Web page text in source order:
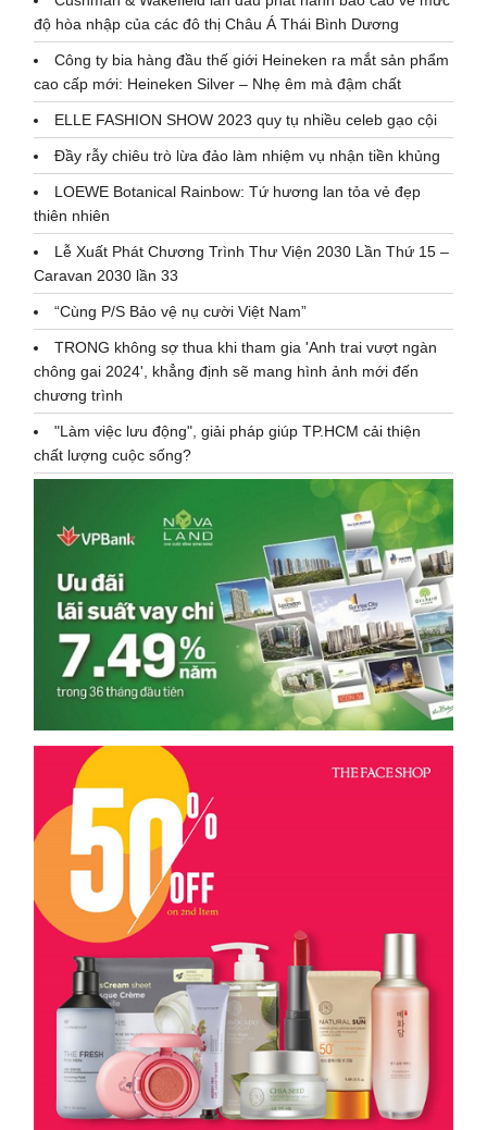
độ hòa nhập của các đô thị Châu Á Thái Bình Dương
Công ty bia hàng đầu thế giới Heineken ra mắt sản phẩm
cao cấp mới: Heineken Silver – Nhẹ êm mà đậm chất
ELLE FASHION SHOW 2023 quy tụ nhiều celeb gạo cội
Đầy rẫy chiêu trò lừa đảo làm nhiệm vụ nhận tiền khủng
LOEWE Botanical Rainbow: Tứ hương lan tỏa vẻ đẹp
thiên nhiên
Lễ Xuất Phát Chương Trình Thư Viện 2030 Lần Thứ 15 –
Caravan 2030 lần 33
“Cùng P/S Bảo vệ nụ cười Việt Nam”
TRONG không sợ thua khi tham gia 'Anh trai vượt ngàn
chông gai 2024', khẳng định sẽ mang hình ảnh mới đến
chương trình
"Làm việc lưu động", giải pháp giúp TP.HCM cải thiện
chất lượng cuộc sống?